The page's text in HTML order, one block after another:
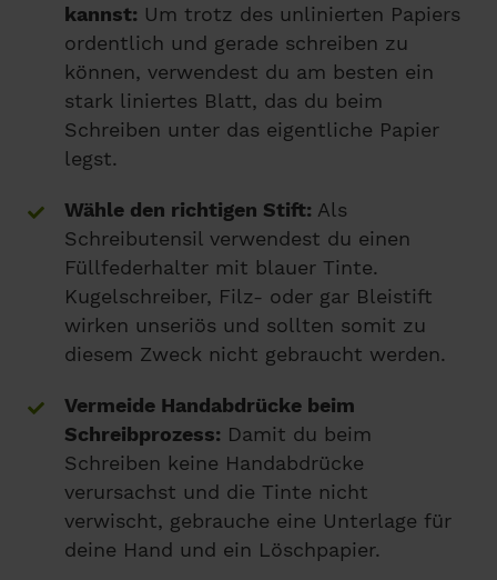
kannst: Um trotz des unlinierten Papiers
ordentlich und gerade schreiben zu
können, verwendest du am besten ein
stark liniertes Blatt, das du beim
Schreiben unter das eigentliche Papier
legst.
Wähle den richtigen Stift: Als
Schreibutensil verwendest du einen
Füllfederhalter mit blauer Tinte.
Kugelschreiber, Filz- oder gar Bleistift
wirken unseriös und sollten somit zu
diesem Zweck nicht gebraucht werden.
Vermeide Handabdrücke beim
Schreibprozess: Damit du beim
Schreiben keine Handabdrücke
verursachst und die Tinte nicht
verwischt, gebrauche eine Unterlage für
deine Hand und ein Löschpapier.